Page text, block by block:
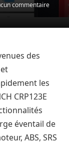
commentaire
des
les
CRP123E
éventail de
ABS, SRS